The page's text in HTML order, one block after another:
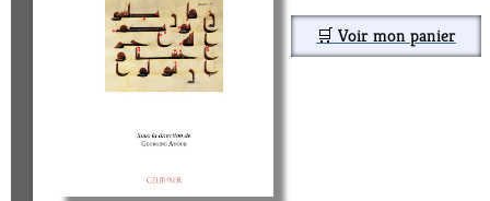
🛒 Voir mon panier